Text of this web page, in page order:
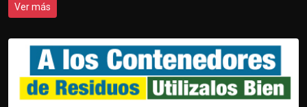
Ver más